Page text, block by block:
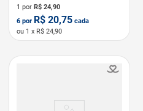
1 por R$ 24,90
6 por R$ 20,75 cada
ou 1 x R$ 24,90